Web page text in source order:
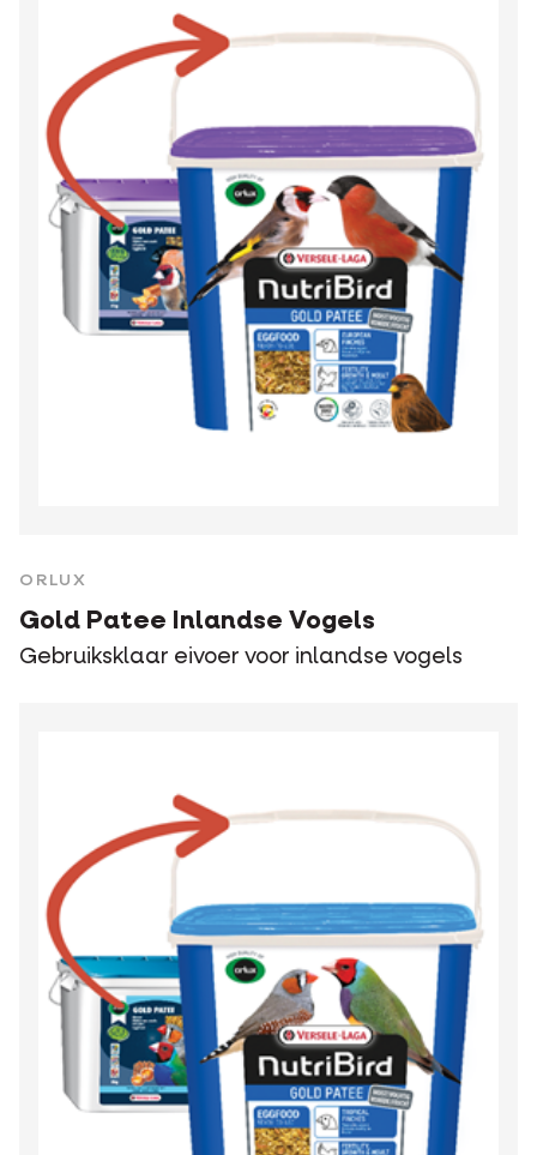
ORLUX
Gold Patee Inlandse Vogels
Gebruiksklaar eivoer voor inlandse vogels